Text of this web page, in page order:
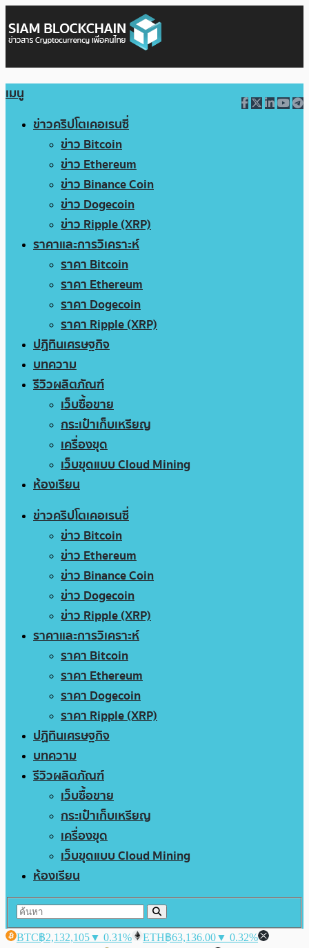
เมนู
ข่าวคริปโตเคอเรนซี่
ข่าว Bitcoin
ข่าว Ethereum
ข่าว Binance Coin
ข่าว Dogecoin
ข่าว Ripple (XRP)
ราคาและการวิเคราะห์
ราคา Bitcoin
ราคา Ethereum
ราคา Dogecoin
ราคา Ripple (XRP)
ปฏิทินเศรษฐกิจ
บทความ
รีวิวผลิตภัณฑ์
เว็บซื้อขาย
กระเป๋าเก็บเหรียญ
เครื่องขุด
เว็บขุดแบบ Cloud Mining
ห้องเรียน
ข่าวคริปโตเคอเรนซี่
ข่าว Bitcoin
ข่าว Ethereum
ข่าว Binance Coin
ข่าว Dogecoin
ข่าว Ripple (XRP)
ราคาและการวิเคราะห์
ราคา Bitcoin
ราคา Ethereum
ราคา Dogecoin
ราคา Ripple (XRP)
ปฏิทินเศรษฐกิจ
บทความ
รีวิวผลิตภัณฑ์
เว็บซื้อขาย
กระเป๋าเก็บเหรียญ
เครื่องขุด
เว็บขุดแบบ Cloud Mining
ห้องเรียน
BTC฿2,132,105▼ 0.31% ETH฿63,136.00▼ 0.32%